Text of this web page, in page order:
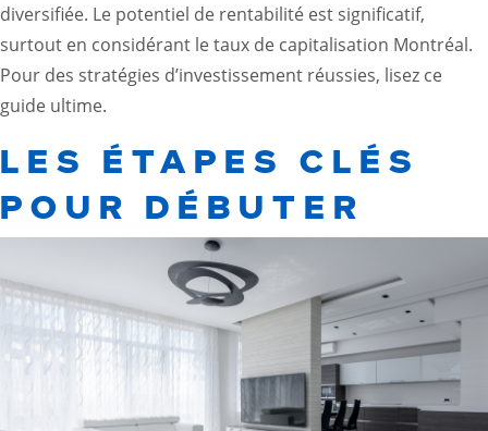
diversifiée. Le potentiel de rentabilité est significatif,
surtout en considérant le taux de capitalisation Montréal.
Pour des stratégies d’investissement réussies, lisez ce
guide ultime.
LES ÉTAPES CLÉS
POUR DÉBUTER